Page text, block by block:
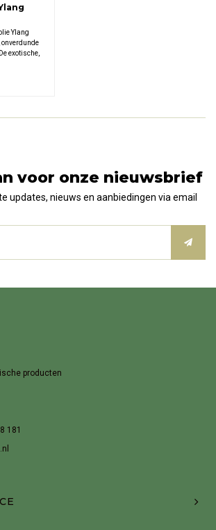
Ylang
onverdunde
exotische,
voor onze nieuwsbrief
updates, nieuws en aanbiedingen via email
producten
181